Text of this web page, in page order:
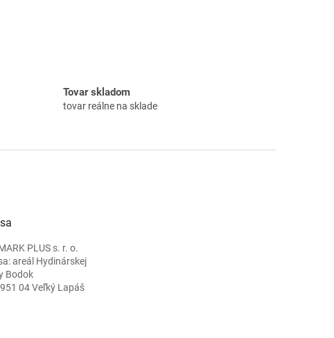
Tovar skladom
tovar reálne na sklade
PLUS s. r. o.
areál Hydinárskej
Bodok
951 04 Veľký Lapáš